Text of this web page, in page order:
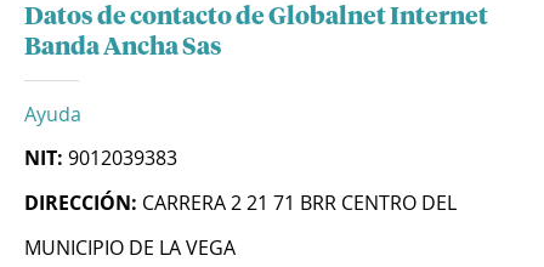
Datos de contacto de Globalnet Internet
Banda Ancha Sas
Ayuda
NIT: 9012039383
DIRECCIÓN: CARRERA 2 21 71 BRR CENTRO DEL
MUNICIPIO DE LA VEGA